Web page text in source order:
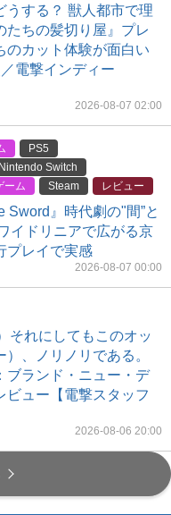
うする？ 獣人都市で理
たちの髪切り屋』プレ
のカット体験が面白い
電撃インディー
2026-08-07 02:00
PS5
Nintendo Switch
ーム Steam レビュー
Sword』時代劇の"間”と
イドリニアで広がる京
プレイで実感
2026-08-07 00:00
それにしてもこのオッ
、ノリノリである。
ブランド・ニュー・デ
ビュー【電撃スタッフ
2026-08-06 20:00